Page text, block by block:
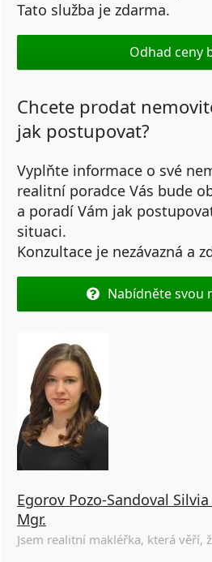
Tato služba je zdarma.
Odhad ceny
Chcete prodat
jak postupovat?
Vyplňte informace o své
realitní poradce Vás bude
a poradí Vám jak
situaci.
Konzultace je nezávazná a
Nabídněte svou
Egorov Pozo-Sandoval
Mgr.
Jsem realitní makléřka, která věří,